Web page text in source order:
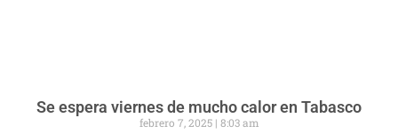
Se espera viernes de mucho calor en Tabasco
febrero 7, 2025 8:03 am